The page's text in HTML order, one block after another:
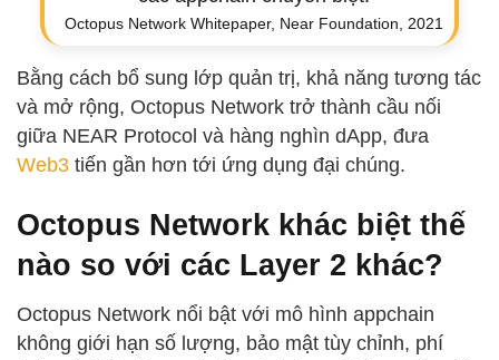
Octopus Network Whitepaper, Near Foundation, 2021
Bằng cách bổ sung lớp quản trị, khả năng tương tác
và mở rộng, Octopus Network trở thành cầu nối
giữa NEAR Protocol và hàng nghìn dApp, đưa
Web3 tiến gần hơn tới ứng dụng đại chúng.
Octopus Network khác biệt thế
nào so với các Layer 2 khác?
Octopus Network nổi bật với mô hình appchain
không giới hạn số lượng, bảo mật tùy chỉnh, phí